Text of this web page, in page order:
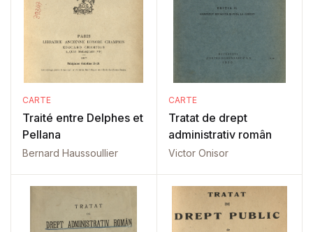
CARTE
Traité entre Delphes et
Pellana
Bernard Haussoullier
CARTE
Tratat de drept
administrativ român
Victor Onisor